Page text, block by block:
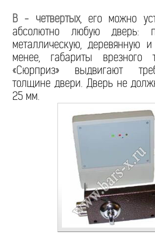
В - четвертых, его можно
абсолютно любую дверь:
металлическую, деревянную
менее, габариты врезного
«Сюрприз» выдвигают
толщине двери. Дверь не
25 мм.